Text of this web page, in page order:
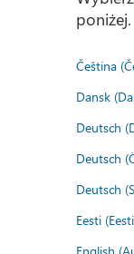
poniżej.
Čeština
Dansk
Deutsch
Deutsch
Deutsch
Eesti
English